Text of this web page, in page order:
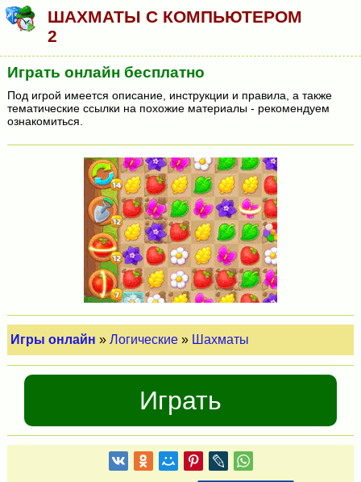
ШАХМАТЫ С КОМПЬЮТЕРОМ
2
Играть онлайн бесплатно
Под игрой имеется описание, инструкции и правила, а также
тематические ссылки на похожие материалы - рекомендуем
ознакомиться.
Игры онлайн »Логические » Шахматы
Играть